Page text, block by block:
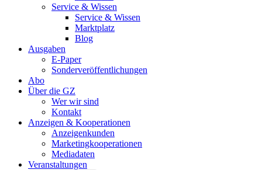
Service & Wissen
Service & Wissen
Marktplatz
Blog
Ausgaben
E-Paper
Sonderveröffentlichungen
Abo
Über die GZ
Wer wir sind
Kontakt
Anzeigen & Kooperationen
Anzeigenkunden
Marketingkooperationen
Mediadaten
Veranstaltungen